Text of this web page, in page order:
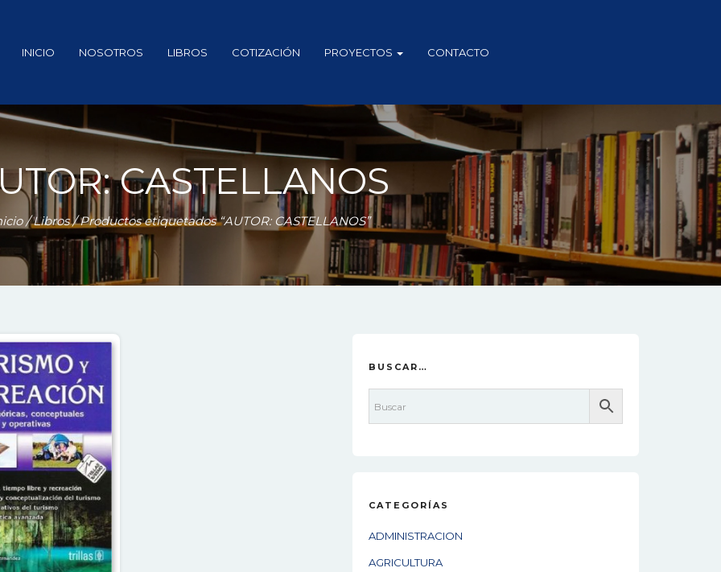
INICIO NOSOTROS LIBROS COTIZACIÓN PROYECTOS CONTACTO
CASTELLANOS
/Libros/ Productos etiquetados “AUTOR: CASTELLANOS”
BUSCAR…
CATEGORÍAS
ADMINISTRACION
AGRICULTURA